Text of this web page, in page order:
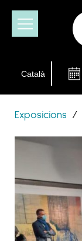
Exposicions /